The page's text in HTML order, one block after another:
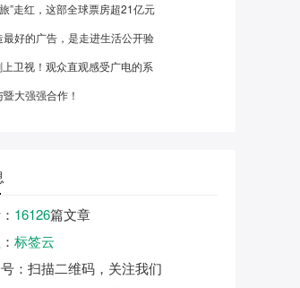
”走红，这部全球票房超21亿元
最好的广告，是走进生活公开验
卫视！观众直观感受广电的系
大强强合作！
： 16126篇文章
： 标签云
：扫描二维码，关注我们